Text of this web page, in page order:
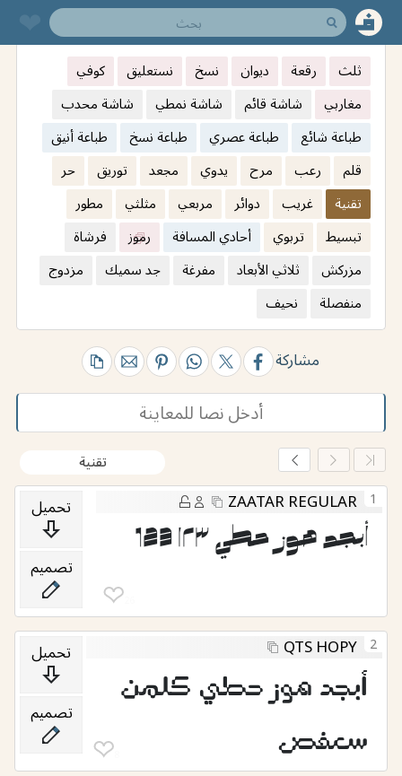
ثلث رقعة ديوان نسخ نستعليق
كوفي
مغاربي
شاشة قائم شاشة نمطي
شاشة محدب
طباعة شائع
طباعة عصري طباعة نسخ
طباعة أنيق
قلم
رعب مرح يدوي مجعد توريق
حر
تقنية
غريب دوائر مربعي مثلثي
مطور
تبسيط
تربوي أحادي المسافة رموز
فرشاة
مزركش
ثلاثي الأبعاد مفرغة جد سميك
مزدوج
منفصلة
نحيف
مشاركة
تقنية
1
ZAATAR REGULAR
أبجد هوز حطي ١٢٣ 123
❤︎
تحميل
تصميم
2
QTS HOPY
أبجد هوز حطي كلمن
سعفص
❤︎
تحميل
تصميم